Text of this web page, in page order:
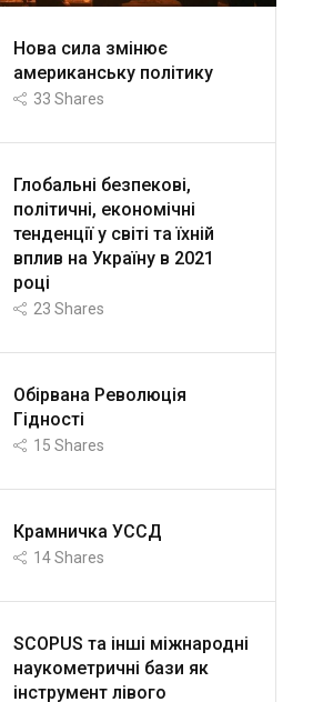
Нова сила змінює
американську політику
33 Shares
Глобальні безпекові,
політичні, економічні
тенденції у світі та їхній
вплив на Україну в 2021
році
23 Shares
Обірвана Революція
Гідності
15 Shares
Крамничка УССД
14Shares
SCOPUS та інші міжнародні
наукометричні бази як
інструмент лівого